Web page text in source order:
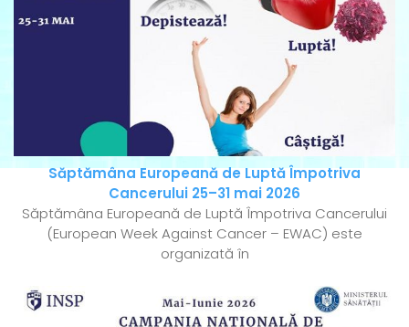
Săptămâna Europeană de Luptă Împotriva
Cancerului 25–31 mai 2026
Săptămâna Europeană de Luptă Împotriva Cancerului
(European Week Against Cancer – EWAC) este
organizată în